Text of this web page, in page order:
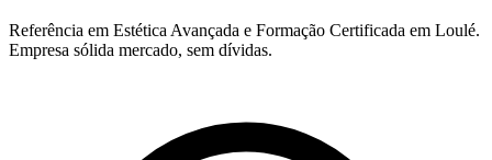
Referência em Estética Avançada e Formação Certificada em Loulé.
Empresa sólida mercado, sem dívidas.